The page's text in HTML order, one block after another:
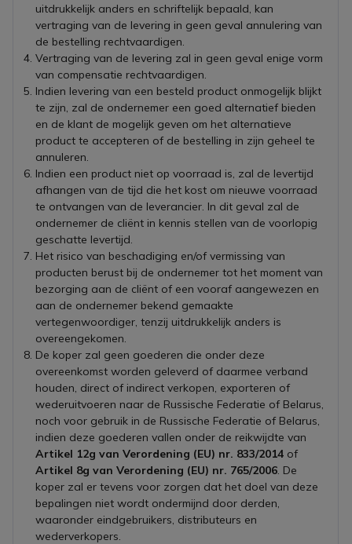
uitdrukkelijk anders en schriftelijk bepaald, kan
vertraging van de levering in geen geval annulering van
de bestelling rechtvaardigen.
Vertraging van de levering zal in geen geval enige vorm
van compensatie rechtvaardigen.
Indien levering van een besteld product onmogelijk blijkt
te zijn, zal de ondernemer een goed alternatief bieden
en de klant de mogelijk geven om het alternatieve
product te accepteren of de bestelling in zijn geheel te
annuleren.
Indien een product niet op voorraad is, zal de levertijd
afhangen van de tijd die het kost om nieuwe voorraad
te ontvangen van de leverancier. In dit geval zal de
ondernemer de cliënt in kennis stellen van de voorlopig
geschatte levertijd.
Het risico van beschadiging en/of vermissing van
producten berust bij de ondernemer tot het moment van
bezorging aan de cliënt of een vooraf aangewezen en
aan de ondernemer bekend gemaakte
vertegenwoordiger, tenzij uitdrukkelijk anders is
overeengekomen.
De koper zal geen goederen die onder deze
overeenkomst worden geleverd of daarmee verband
houden, direct of indirect verkopen, exporteren of
wederuitvoeren naar de Russische Federatie of Belarus,
noch voor gebruik in de Russische Federatie of Belarus,
indien deze goederen vallen onder de reikwijdte van
Artikel 12g van Verordening (EU) nr. 833/2014of
Artikel 8g van Verordening (EU) nr. 765/2006. De
koper zal er tevens voor zorgen dat het doel van deze
bepalingen niet wordt ondermijnd door derden,
waaronder eindgebruikers, distributeurs en
wederverkopers.